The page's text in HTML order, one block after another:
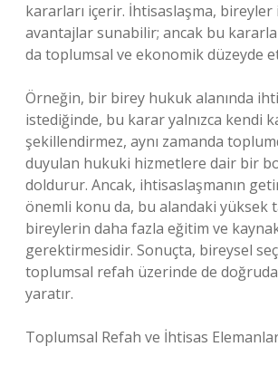
kararları içerir. İhtisaslaşma, bireyler
avantajlar sunabilir; ancak bu
da toplumsal ve ekonomik düzeyde
Örneğin, bir birey hukuk alanında
istediğinde, bu karar yalnızca kendi
şekillendirmez, aynı zamanda
duyulan hukuki hizmetlere dair bir
doldurur. Ancak, ihtisaslaşmanın
önemli konu da, bu alandaki yüksek
bireylerin daha fazla eğitim ve kaynak
gerektirmesidir. Sonuçta, bireysel
toplumsal refah üzerinde de
yaratır.
Toplumsal Refah ve İhtisas